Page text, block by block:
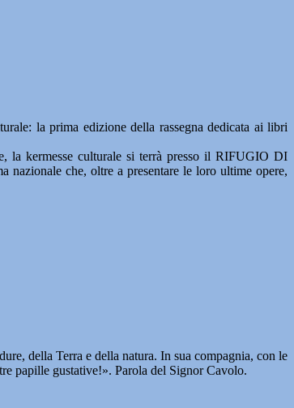
la prima edizione della rassegna dedicata ai libri
la kermesse culturale si terrà presso il RIFUGIO DI
che, oltre a presentare le loro ultime opere,
della Terra e della natura. In sua compagnia, con le
papille gustative!». Parola del Signor Cavolo.